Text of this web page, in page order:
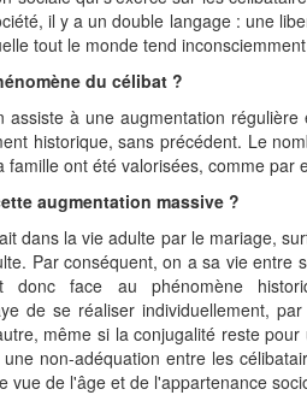
il y a un double langage : une
tout le monde tend
du célibat ?
à une augmentation
historique, sans précédent. Le
famille ont été valorisées, comme par
augmentation massive ?
dans la vie adulte par le mariage,
Par conséquent, on a sa vie
face au phénomène
de se réaliser individuellement,
même si la conjugalité reste
non-adéquation entre les
vue de l'âge et de l'appartenance